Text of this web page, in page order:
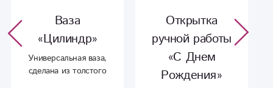
Ваза
«Цилиндр»
Универсальная ваза,
сделана из толстого
Открытка
ручной работы
«С Днем
Рождения»